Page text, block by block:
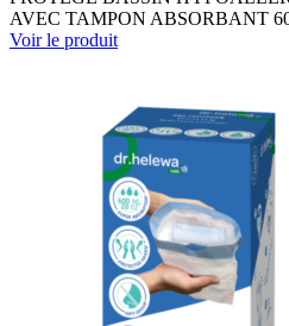
AVEC TAMPON ABSORBANT
Voir le produit